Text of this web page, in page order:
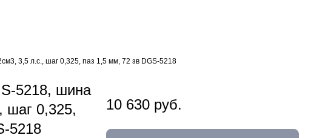
3,5 л.с., шаг 0,325, паз 1,5 мм, 72 зв DGS-5218
5218, шина
шаг 0,325,
5218
10 630 руб.